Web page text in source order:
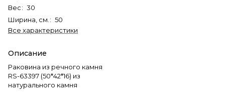
Вес: 30
Ширина, см. : 50
Все характеристики
Описание
Раковина из речного камня
RS-63397 (50*42*16) из
натурального камня